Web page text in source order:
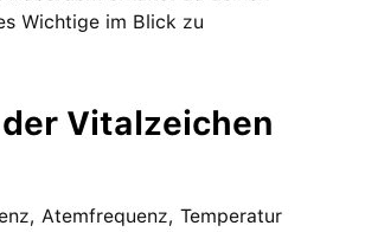
Wichtige im Blick zu
Vitalzeichen
Atemfrequenz, Temperatur